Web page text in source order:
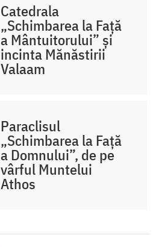
Catedrala
„Schimbarea la Față
a Mântuitorului” și
incinta Mănăstirii
Valaam
Paraclisul
„Schimbarea la Față
a Domnului”, de pe
vârful Muntelui
Athos